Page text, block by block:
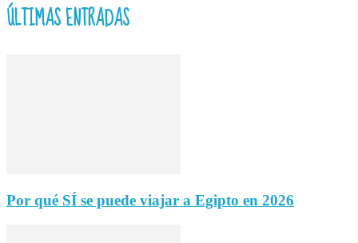
ÚLTIMAS ENTRADAS
Por qué SÍ se puede viajar a Egipto en 2026